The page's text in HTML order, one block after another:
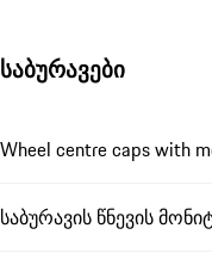
საბურავები
Wheel centre caps with
საბურავის წნევის